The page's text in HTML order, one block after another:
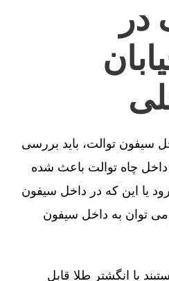
در
سیفون توالت، باید بررسی
داخل چاه توالت باعث شده
یا این که در داخل سیفون
می توان به داخل سیفون
یا انگشتر طلا قابل